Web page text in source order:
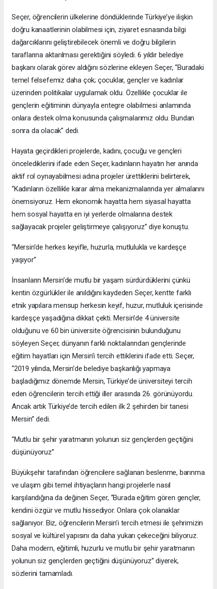
Seçer, öğrencilerin ülkelerine döndüklerinde Türkiye’ye ilişkin
doğru kanaatlerinin olabilmesi için, ziyaret esnasında bilgi
dağarcıklarını geliştirebilecek önemli ve doğru bilgilerin
taraflarına aktarılması gerektiğini söyledi. 6 yıldır belediye
başkanı olarak görev aldığını sözlerine ekleyen Seçer, “Buradaki
temel felsefemiz daha çok; çocuklar, gençler ve kadınlar
üzerinden politikalar uygulamak oldu. Özellikle çocuklar ile
gençlerin eğitiminin dünyayla entegre olabilmesi anlamında
onlara destek olma konusunda çalışmalarımız oldu. Bundan
sonra da olacak” dedi.
Hayata geçirdikleri projelerde, kadını, çocuğu ve gençleri
öncelediklerini ifade eden Seçer, kadınların hayatın her anında
aktif rol oynayabilmesi adına projeler ürettiklerini belirterek,
“Kadınların özellikle karar alma mekanizmalarında yer almalarını
önemsiyoruz. Hem ekonomik hayatta hem siyasal hayatta
hem sosyal hayatta en iyi yerlerde olmalarına destek
sağlayacak projeler geliştirmeye çalışıyoruz” diye konuştu.
“Mersin’de herkes keyifle, huzurla, mutlulukla ve kardeşçe
yaşıyor”
İnsanların Mersin’de mutlu bir yaşam sürdürdüklerini çünkü
kentin özgürlükler ile anıldığını kaydeden Seçer, kentte farklı
etnik yapılara mensup herkesin keyif, huzur, mutluluk içerisinde
kardeşçe yaşadığına dikkat çekti. Mersin’de 4 üniversite
olduğunu ve 60 bin üniversite öğrencisinin bulunduğunu
söyleyen Seçer, dünyanın farklı noktalarından gençlerinde
eğitim hayatları için Mersin’i tercih ettiklerini ifade etti. Seçer,
“2019 yılında, Mersin’de belediye başkanlığı yapmaya
başladığımız dönemde Mersin, Türkiye’de üniversiteyi tercih
eden öğrencilerin tercih ettiği iller arasında 26. görünüyordu.
Ancak artık Türkiye’de tercih edilen ilk 2 şehirden bir tanesi
Mersin” dedi.
“Mutlu bir şehir yaratmanın yolunun siz gençlerden geçtiğini
düşünüyoruz”
Büyükşehir tarafından öğrencilere sağlanan beslenme, barınma
ve ulaşım gibi temel ihtiyaçların hangi projelerle nasıl
karşılandığına da değinen Seçer, “Burada eğitim gören gençler,
kendini özgür ve mutlu hissediyor. Onlara çok olanaklar
sağlanıyor. Biz, öğrencilerin Mersin’i tercih etmesi ile şehrimizin
sosyal ve kültürel yapısını da daha yukarı çekeceğini biliyoruz.
Daha modern, eğitimli, huzurlu ve mutlu bir şehir yaratmanın
yolunun siz gençlerden geçtiğini düşünüyoruz” diyerek,
sözlerini tamamladı.